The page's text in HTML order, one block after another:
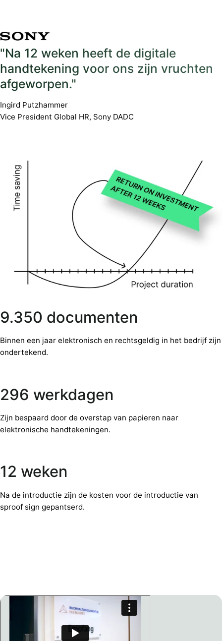
"Na 12 weken heeft de digitale
handtekening voor ons zijn vruchten
afgeworpen."
Ingird Putzhammer
Vice President Global HR, Sony DADC
9.350 documenten
Binnen een jaar elektronisch en rechtsgeldig in het bedrijf zijn
ondertekend.
296 werkdagen
Zijn bespaard door de overstap van papieren naar
elektronische handtekeningen.
12 weken
Na de introductie zijn de kosten voor de introductie van
sproof sign gepantserd.